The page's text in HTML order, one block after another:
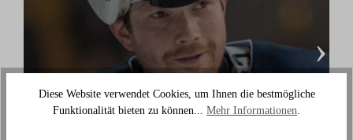
Danny aus den Birken
›
Diese Website verwendet Cookies, um Ihnen die bestmögliche
Funktionalität bieten zu können... Mehr Informationen.